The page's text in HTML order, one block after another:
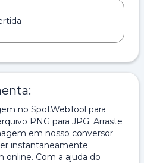
no SpotWebTool para
PNG para JPG. Arraste
em nosso conversor
instantaneamente
Com a ajuda do